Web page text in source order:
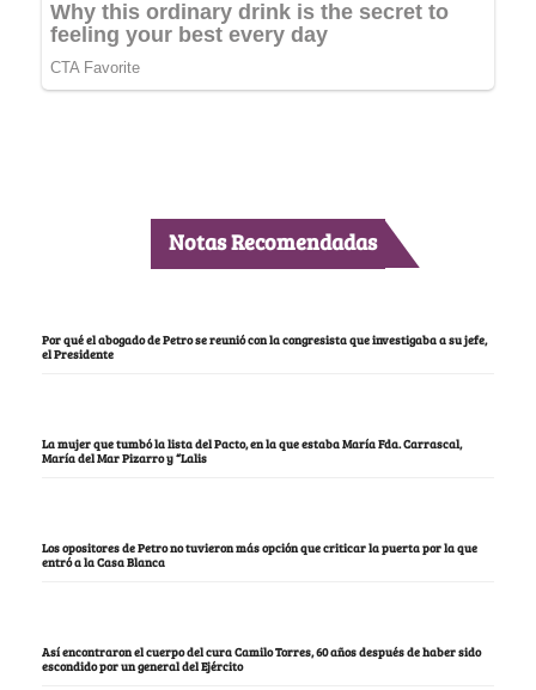
Notas Recomendadas
Por qué el abogado de Petro se reunió con la congresista que investigaba a su jefe,
el Presidente
La mujer que tumbó la lista del Pacto, en la que estaba María Fda. Carrascal,
María del Mar Pizarro y “Lalis
Los opositores de Petro no tuvieron más opción que criticar la puerta por la que
entró a la Casa Blanca
Así encontraron el cuerpo del cura Camilo Torres, 60 años después de haber sido
escondido por un general del Ejército